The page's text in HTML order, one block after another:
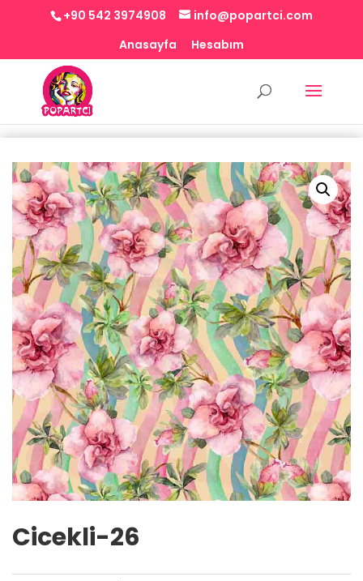
+90 542 3974908
info@popartci.com
Anasayfa
Hesabım
Cicekli-26